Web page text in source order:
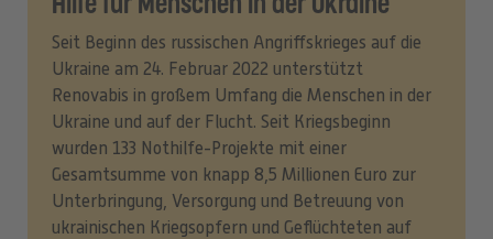
Hilfe für Menschen in der Ukraine
Seit Beginn des russischen Angriffskrieges auf die
Ukraine am 24. Februar 2022 unterstützt
Renovabis in großem Umfang die Menschen in der
Ukraine und auf der Flucht. Seit Kriegsbeginn
wurden 133 Nothilfe-Projekte mit einer
Gesamtsumme von knapp 8,5 Millionen Euro zur
Unterbringung, Versorgung und Betreuung von
ukrainischen Kriegsopfern und Geflüchteten auf